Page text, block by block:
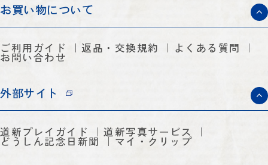
お買い物について
ご利用ガイド 返品・交換規約 よくある質問
お問い合わせ
外部サイト
道新プレイガイド 道新写真サービス
どうしん記念日新聞 マイ・クリップ